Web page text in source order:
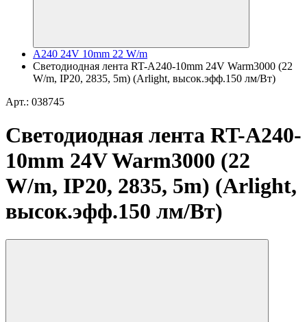
A240 24V 10mm 22 W/m
Светодиодная лента RT-A240-10mm 24V Warm3000 (22
W/m, IP20, 2835, 5m) (Arlight, высок.эфф.150 лм/Вт)
Арт.: 038745
Светодиодная лента RT-A240-
10mm 24V Warm3000 (22
W/m, IP20, 2835, 5m) (Arlight,
высок.эфф.150 лм/Вт)